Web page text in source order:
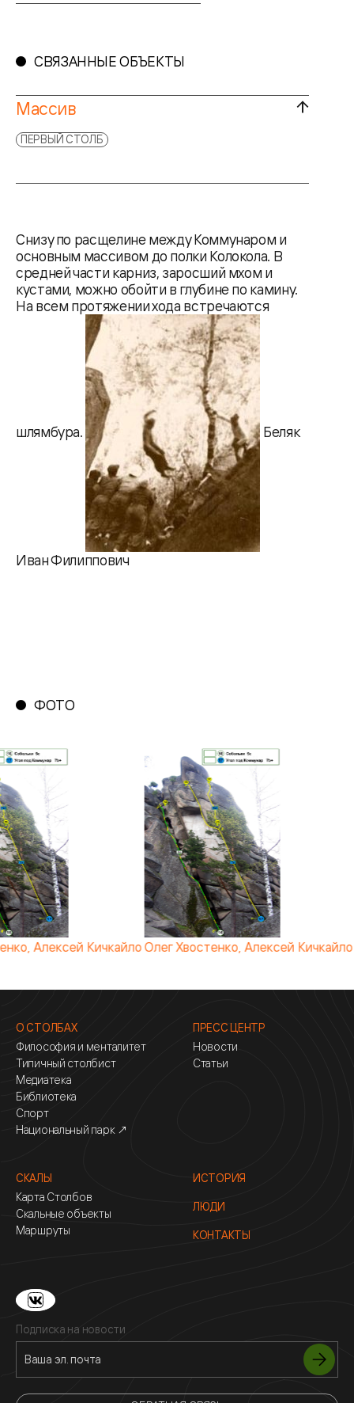
СВЯЗАННЫЕ ОБЪЕКТЫ
Массив
ПЕРВЫЙ СТОЛБ
Снизу по расщелине между Коммунаром и
основным массивом до полки Колокола. В
средней части карниз, заросший мхом и
кустами, можно обойти в глубине по камину.
На всем протяжении хода встречаются
шлямбура. Беляк
Иван Филиппович
ФОТО
Алексей Кичкайло Олег Хвостенко, Алексей Кичкайло
О СТОЛБАХ
Философия и менталитет
Типичный столбист
Медиатека
Библиотека
Спорт
Национальный парк ↗
ПРЕСС ЦЕНТР
Новости
Статьи
СКАЛЫ
Карта Столбов
Скальные объекты
Маршруты
ИСТОРИЯ
ЛЮДИ
КОНТАКТЫ
Подписка на новости